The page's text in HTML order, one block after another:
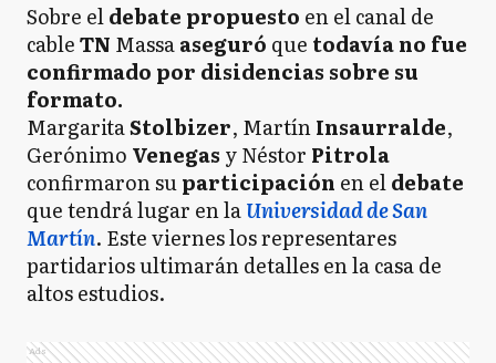
Sobre eldebate propuesto en el canal de
cableTN Massaaseguró que todavía no fue
confirmado por disidencias sobre su
formato.
MargaritaStolbizer, MartínInsaurralde,
Gerónimo Venegas y Néstor Pitrola
confirmaron suparticipación en eldebate
que tendrá lugar en laUniversidad de San
Martín. Este viernes los representares
partidarios ultimarán detalles en la casa de
altos estudios.
Ads